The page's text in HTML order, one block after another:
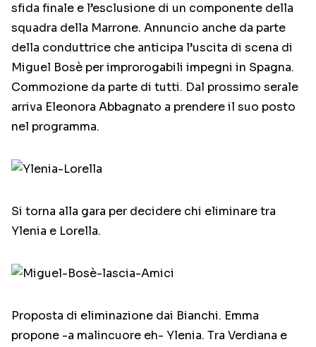
sfida finale e l’esclusione di un componente della
squadra della Marrone. Annuncio anche da parte
della conduttrice che anticipa l’uscita di scena di
Miguel Bosè per improrogabili impegni in Spagna.
Commozione da parte di tutti. Dal prossimo serale
arriva Eleonora Abbagnato a prendere il suo posto
nel programma.
Si torna alla gara per decidere chi eliminare tra
Ylenia e Lorella.
Proposta di eliminazione dai Bianchi. Emma
propone -a malincuore eh- Ylenia. Tra Verdiana e